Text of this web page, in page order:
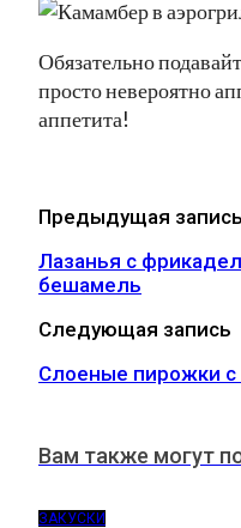
Обязательно
просто невероятно
аппетита!
Предыдущая запись
Лазанья с
бешамель
Следующая запись
Слоеные пирожки
Вам также могут
ЗАКУСКИ